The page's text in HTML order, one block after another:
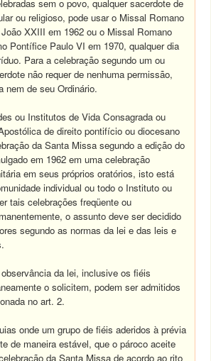
sem o povo, qualquer sacerdote de
ou religioso, pode usar o Missal Romano
XXIII em 1962 ou o Missal Romano
Pontífice Paulo VI em 1970, qualquer dia
Para a celebração segundo um ou
não requer de nenhuma permissão,
nem de seu Ordinário.
ou Institutos de Vida Consagrada ou
de direito pontifício ou diocesano
da Santa Missa segundo a edição do
em 1962 em uma celebração
em seus próprios oratórios, isto está
individual ou todo o Instituto ou
tais celebrações freqüente ou
o assunto deve ser decidido
segundo as normas da lei e das leis e
da lei, inclusive os fiéis
o solicitem, podem ser admitidos
no art. 2.
onde um grupo de fiéis aderidos à prévia
de maneira estável, que o pároco aceite
da Santa Missa de acordo ao rito